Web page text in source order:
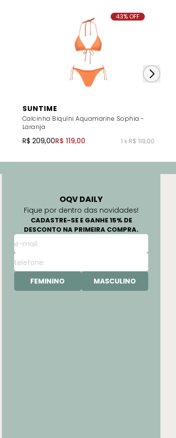
SUNTIME
Calcinha Biquíni Aquamarine Sophia -
Laranja
R$ 209,00R$ 119,00 1 x R$ 119,00
43% OFF
OQV DAILY
Fique por dentro das novidades!
CADASTRE-SE E GANHE 15% DE
DESCONTO NA PRIMEIRA COMPRA.
FEMININO MASCULINO